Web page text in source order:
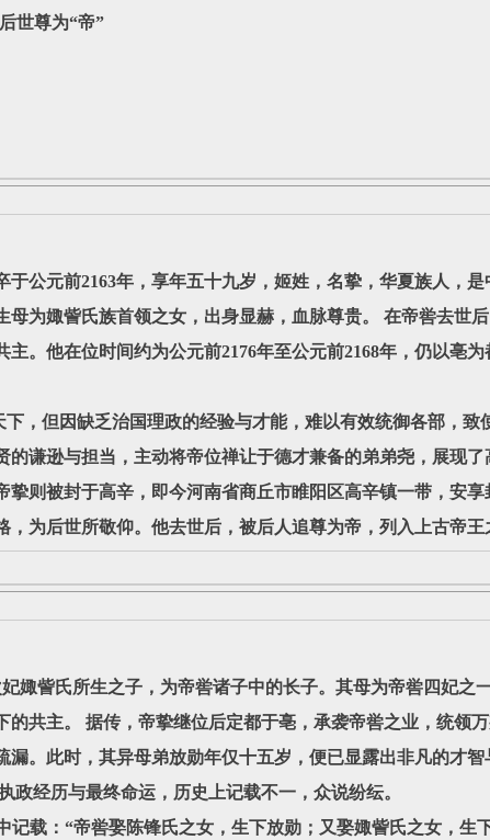
世尊为“帝”
元前2163年，享年五十九岁，姬姓，名挚，华夏族人，是
母为娵訾氏族首领之女，出身显赫，血脉尊贵。 在帝喾去世
。他在位时间约为公元前2176年至公元前2168年，仍以亳
但因缺乏治国理政的经验与才能，难以有效统御各部，致
的谦逊与担当，主动将帝位禅让于德才兼备的弟弟尧，展现
挚则被封于高辛，即今河南省商丘市睢阳区高辛镇一带，安享
为后世所敬仰。他去世后，被后人追尊为帝，列入上古帝王
訾氏所生之子，为帝喾诸子中的长子。其母为帝喾四妃之
的共主。 据传，帝挚继位后定都于亳，承袭帝喾之业，统领
漏。此时，其异母弟放勋年仅十五岁，便已显露出非凡的才
政经历与最终命运，历史上记载不一，众说纷纭。
：“帝喾娶陈锋氏之女，生下放勋；又娶娵訾氏之女，生下